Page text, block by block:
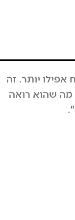
לקחנו את זה
אנשים.